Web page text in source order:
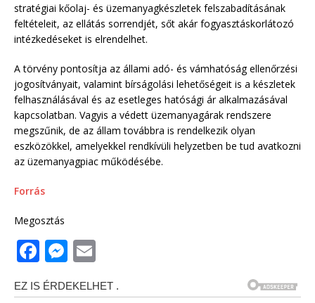
stratégiai kőolaj- és üzemanyagkészletek felszabadításának
feltételeit, az ellátás sorrendjét, sőt akár fogyasztáskorlátozó
intézkedéseket is elrendelhet.
A törvény pontosítja az állami adó- és vámhatóság ellenőrzési
jogosítványait, valamint bírságolási lehetőségeit is a készletek
felhasználásával és az esetleges hatósági ár alkalmazásával
kapcsolatban. Vagyis a védett üzemanyagárak rendszere
megszűnik, de az állam továbbra is rendelkezik olyan
eszközökkel, amelyekkel rendkívüli helyzetben be tud avatkozni
az üzemanyagpiac működésébe.
Forrás
Megosztás
F
a
c
M
ssai